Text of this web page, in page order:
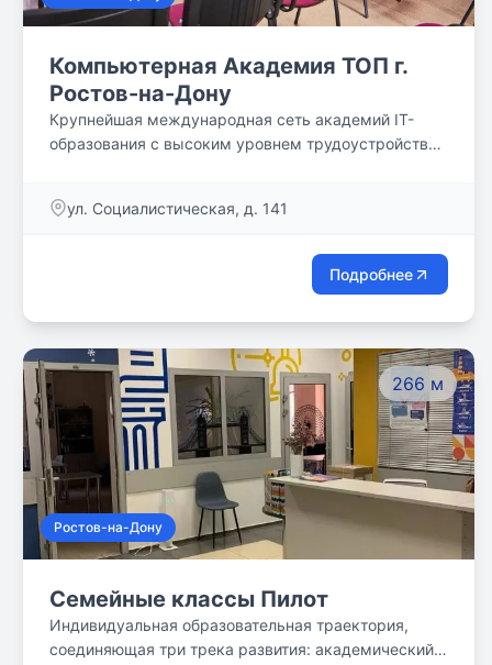
Компьютерная Академия ТОП г.
Ростов-на-Дону
Крупнейшая международная сеть академий IT-
образования с высоким уровнем трудоустройства
ул. Социалистическая, д. 141
Подробнее
266 м
Ростов-на-Дону
Семейные классы Пилот
Индивидуальная образовательная траектория,
соединяющая три трека развития: академический,